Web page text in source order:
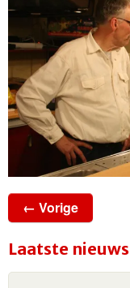
← Vorige
Laatste nieuws